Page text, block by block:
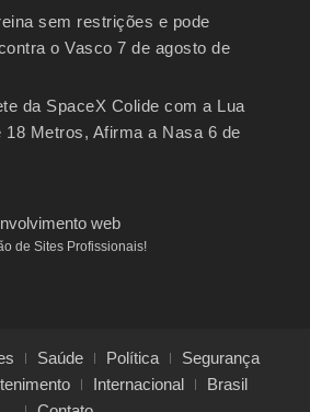
sem restrições e pode
o Vasco 7 de agosto de
da SpaceX Colide com a Lua
18 Metros, Afirma a Nasa 6 de
de Sites Profissionais!
Saúde Política
Segurança
Internacional
Brasil